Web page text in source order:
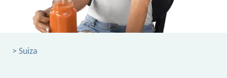
> Suiza